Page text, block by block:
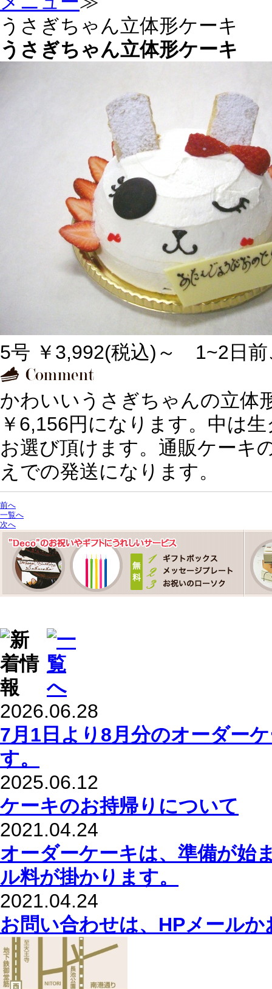
うさぎちゃん立体形ケーキ
うさぎちゃん立体形ケーキ
5号 ￥3,992(税込)～ 1~2日前
かわいいうさぎちゃんの立体
￥6,156円になります。中は
お選び頂けます。通販ケーキ
えでの発送になります。
前へ
一覧へ
次へ
2026.06.28
7月1日より8月分のオーダー
す。
2025.06.12
ケーキのお持帰りについて
2021.04.24
オーダーケーキは、準備が始
ル料が掛かります。
2021.04.24
お問い合わせは、HPメール